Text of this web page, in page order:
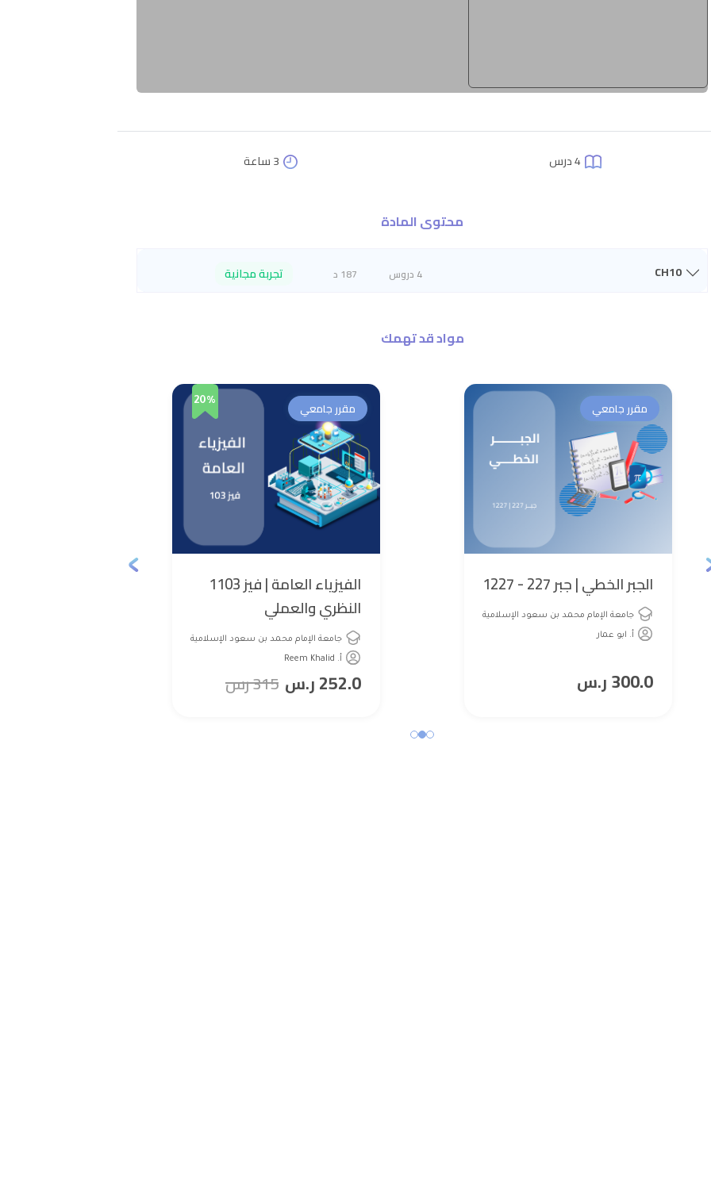
4 درس 3 ساعة
محتوى المادة
CH10 4 دروس 187 د تجربة مجانية
مواد قد تهمك
مقرر جامعي
الجبر الخطي | جبر 227 - 1227
جامعة الإمام محمد بن سعود الإسلامية
أ. ابو عمار
300.0ر.س
مقرر جامعي 20%
الفيزياء العامة | فيز 1103
النظري والعملي
جامعة الإمام محمد بن سعود الإسلامية
أ. Reem Khalid
252.0ر.س 315رس